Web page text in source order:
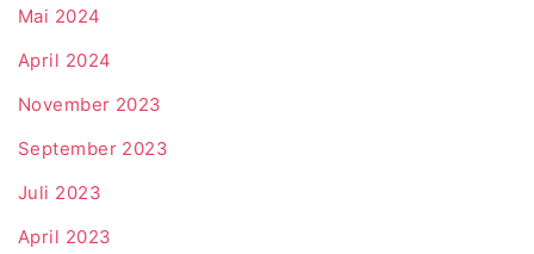
Mai 2024
April 2024
November 2023
September 2023
Juli 2023
April 2023